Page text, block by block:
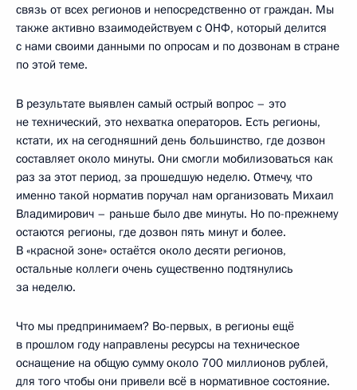
связь от всех регионов и непосредственно от граждан. Мы
также активно взаимодействуем с ОНФ, который делится
с нами своими данными по опросам и по дозвонам в стране
по этой теме.
В результате выявлен самый острый вопрос – это
не технический, это нехватка операторов. Есть регионы,
кстати, их на сегодняшний день большинство, где дозвон
составляет около минуты. Они смогли мобилизоваться как
раз за этот период, за прошедшую неделю. Отмечу, что
именно такой норматив поручал нам организовать Михаил
Владимирович – раньше было две минуты. Но по-прежнему
остаются регионы, где дозвон пять минут и более.
В «красной зоне» остаётся около десяти регионов,
остальные коллеги очень существенно подтянулись
за неделю.
Что мы предпринимаем? Во-первых, в регионы ещё
в прошлом году направлены ресурсы на техническое
оснащение на общую сумму около 700 миллионов рублей,
для того чтобы они привели всё в нормативное состояние.